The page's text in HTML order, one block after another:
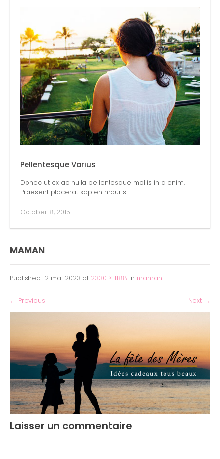
Pellentesque Varius
Donec ut ex ac nulla pellentesque mollis in a enim.
Praesent placerat sapien mauris
October 8, 2015
MAMAN
Published 12 mai 2023 at 2330 × 1188 in maman
← Previous Next →
Laisser un commentaire